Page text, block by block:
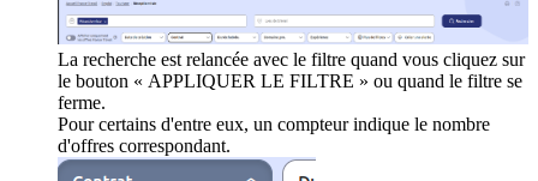
La recherche est relancée avec le filtre quand vous cliquez sur
le bouton « APPLIQUER LE FILTRE » ou quand le filtre se
ferme.
Pour certains d'entre eux, un compteur indique le nombre
d'offres correspondant.